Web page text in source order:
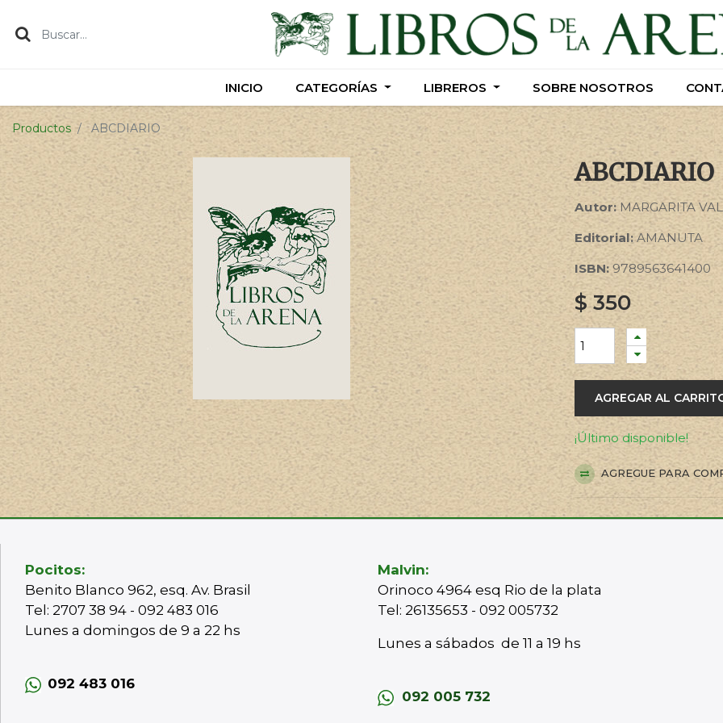
INICIO CATEGORÍAS LIBREROS SOBRE NOSOTROS
INICIO CATEGORÍAS LIBREROS SOBRE NOSOTROS
Productos ABCDIARIO
ABCDIARIO
Autor: MARGARITA
Editorial:AMANUTA
ISBN: 9789563641400
$350
AGREGAR AL
¡Último disponible!
AGREGUE PARA
Pocitos:
Benito Blanco 962, esq. Av. Brasil
Tel: 2707 38 94 - 092 483 016
Lunes a domingos de 9 a 22 hs
092 483 016
Malvin:
Orinoco 4964 esq Rio de la plata
Tel: 26135653 - 092 005732
Lunes a sábados de 11 a 19 hs
092 005 732